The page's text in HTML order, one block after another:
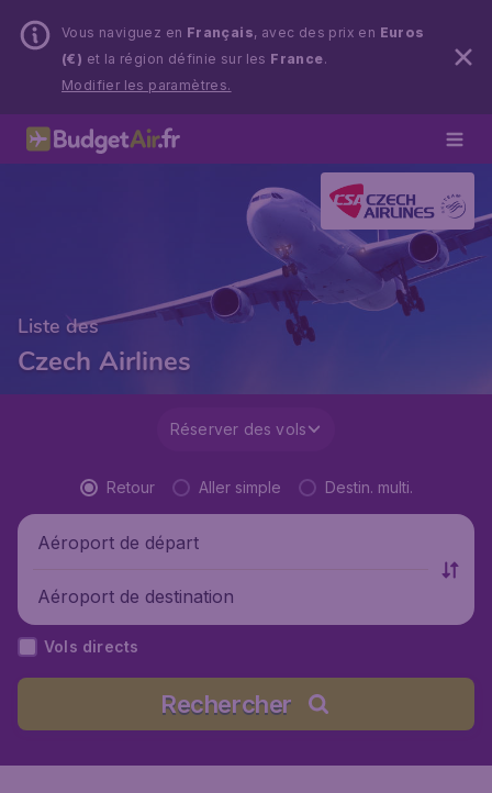
Vous naviguez en Français, avec des prix en Euros
(€) et la région définie sur les France.
Modifier les paramètres.
Liste des
Czech Airlines
Réserver des vols
Retour Aller simple Destin. multi.
Aéroport de départ
Aéroport de destination
Vols directs
Rechercher